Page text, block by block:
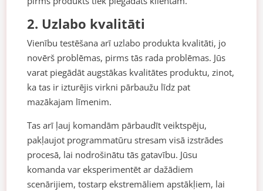
2. Uzlabo kvalitāti
Vienību testēšana arī uzlabo produkta kvalitāti, jo
novērš problēmas, pirms tās rada problēmas. Jūs
varat piegādāt augstākas kvalitātes produktu, zinot,
ka tas ir izturējis virkni pārbaužu līdz pat
mazākajam līmenim.
Tas arī ļauj komandām pārbaudīt veiktspēju,
pakļaujot programmatūru stresam visā izstrādes
procesā, lai nodrošinātu tās gatavību. Jūsu
komanda var eksperimentēt ar dažādiem
scenārijiem, tostarp ekstremāliem apstākļiem, lai